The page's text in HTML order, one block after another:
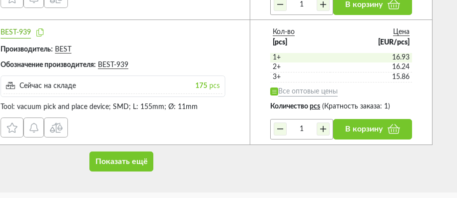
В корзину
BEST-939
Производитель: BEST
Обозначение производителя: BEST-939
Сейчас на складе 175 pcs
Tool: vacuum pick and place device; SMD; L: 155mm; Ø: 11mm
Кол-во
[pcs]
Цена
[EUR/pcs]
1+
16.93
2+
16.24
3+
15.86
Все оптовые цены
Количество pcs (Кратность заказа: 1)
В корзину
Показать ещё